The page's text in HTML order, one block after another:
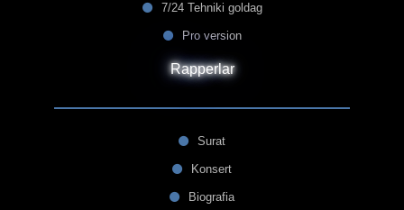
7/24 Tehniki goldag
Pro version
Rapperlar
Surat
Konsert
Biografia